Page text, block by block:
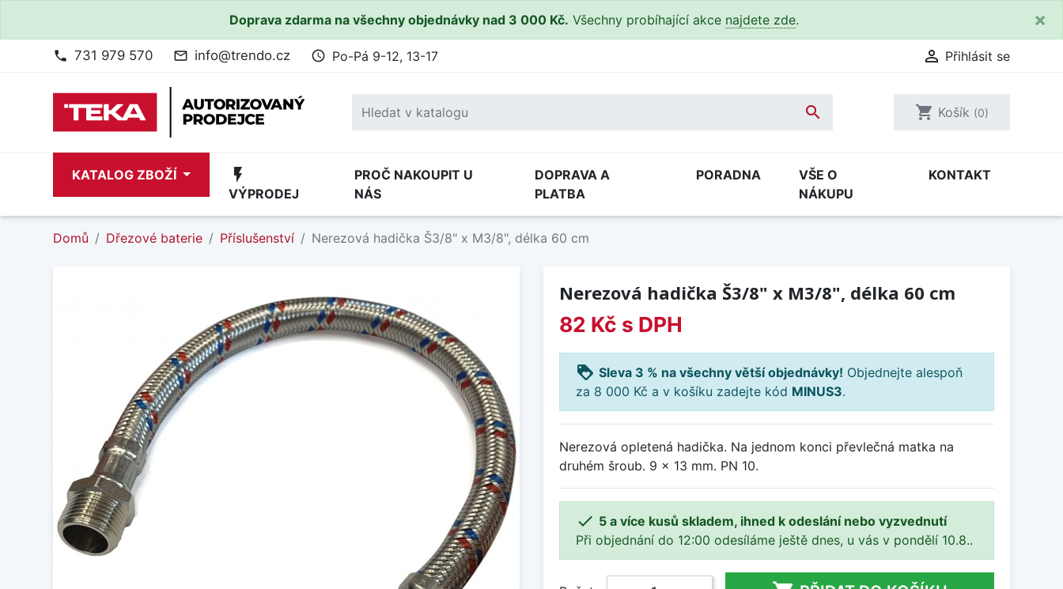
Doprava zdarma na všechny objednávky nad 3 000 Kč. Všechny probíhající akce najdete zde. ×
phone 731 979 570 mail_outline info@trendo.cz access_time Po-Pá 9-12, 13-17  Přihlásit se
 shopping_cart Košík (0)
KATALOG ZBOŽÍ flash_on
VÝPRODEJ
PROČ NAKOUPIT U
NÁS
DOPRAVA A
PLATBA
PORADNA
VŠE O
NÁKUPU
KONTAKT
Domů Dřezové baterie Příslušenství Nerezová hadička Š3/8" x M3/8", délka 60 cm
Nerezová hadička Š3/8" x M3/8", délka 60 cm
82 Kč s DPH
loyalty Sleva 3 % na všechny větší objednávky! Objednejte alespoň
za 8 000 Kč a v košíku zadejte kód MINUS3.
Nerezová opletená hadička. Na jednom konci převlečná matka na
druhém šroub. 9 x 13 mm. PN 10.
 5 a více kusů skladem, ihned k odeslání nebo vyzvednutí
Při objednání do 12:00 odesíláme ještě dnes, u vás v pondělí 10.8..